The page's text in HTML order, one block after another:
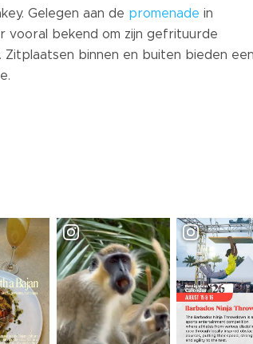
Gelegen aan de promenade in
vooral bekend om zijn gefrituurde
binnen en buiten bieden een